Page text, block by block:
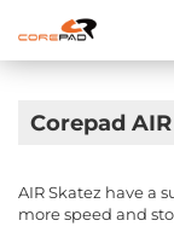
Corepad
AIR Skatez have a
more speed and